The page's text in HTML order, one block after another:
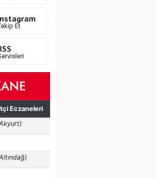
Et